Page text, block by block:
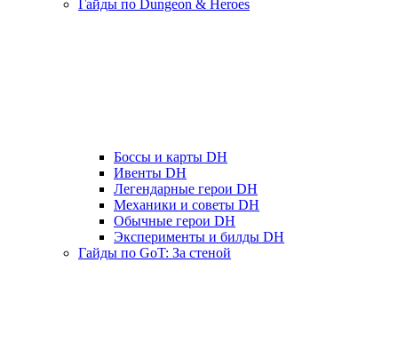
Гайды по Dungeon & Heroes
Боссы и карты DH
Ивенты DH
Легендарные герои DH
Механики и советы DH
Обычные герои DH
Эксперименты и билды DH
Гайды по GoT: За стеной